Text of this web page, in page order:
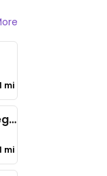
mi
Da Raiz - Culinária Vegana
mi